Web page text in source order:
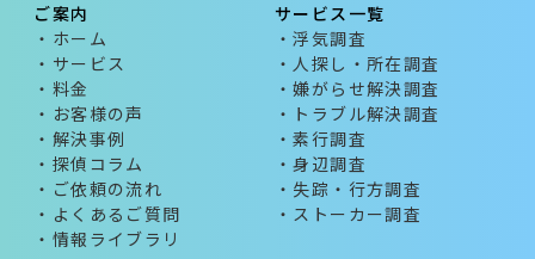
ご案内
・ホーム
・サービス
・料金
・お客様の声
・解決事例
・探偵コラム
・ご依頼の流れ
・よくあるご質問
・情報ライブラリ
サービス一覧
・浮気調査
・人探し・所在調査
・嫌がらせ解決調査
・トラブル解決調査
・素行調査
・身辺調査
・失踪・行方調査
・ストーカー調査